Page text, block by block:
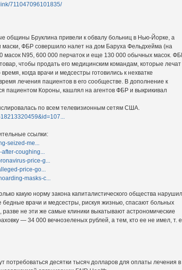
711047096101835/
общины Бруклина привели к обвалу больниц в Нью-Йорке, а
ФБР совершило налет на дом Баруха Фельдхейма (на
масок N95, 600 000 перчаток и еще 130 000 обычных масок.
чтобы продать его медицинским командам, которые лечат
когда врачи и медсестры готовились к нехватке
лечения пациентов в его сообществе. В дополнение к
пациентом Короны, кашлял на агентов ФБР и выкрикивал
по всем телевизионным сетям США.
ссылки:
seized-me...
coughing...
price-g...
price-go...
masks-c...
какую норму закона капиталистического общества нарушил
врачи и медсестры, рискуя жизнью, спасают больных
не эти же самые клиники выкатывают астрономические
— 34 000 вечнозеленых рублей, а тем, кто ее не имел, т. е.
потребоваться десятки тысяч долларов для оплаты лечения в